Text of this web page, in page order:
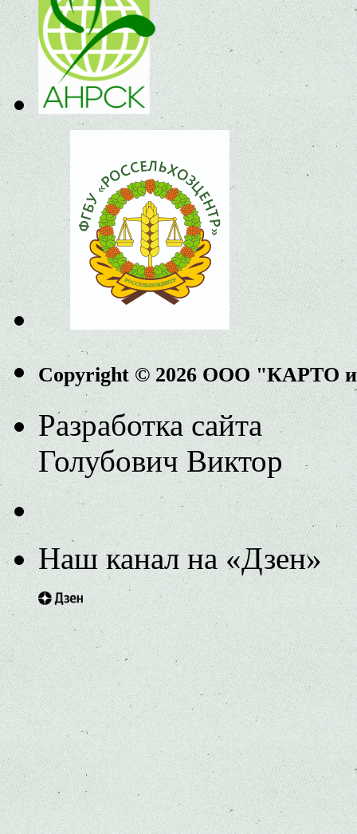
Copyright © 2026 ООО "КАРТО
Разработка сайта
Голубович Виктор
Наш канал на «Дзен»